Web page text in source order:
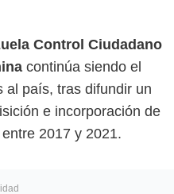
Control Ciudadano
continúa siendo el
al país, tras difundir un
e incorporación de
2017 y 2021.